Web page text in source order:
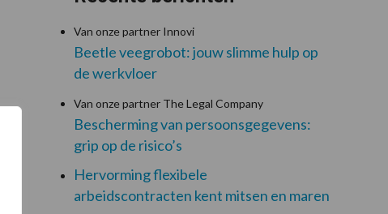
Van onze partner Innovi
Beetle veegrobot: jouw slimme hulp op
de werkvloer
Van onze partner The Legal Company
Bescherming van persoonsgegevens:
grip op de risico’s
Hervorming flexibele
arbeidscontracten kent mitsen en maren